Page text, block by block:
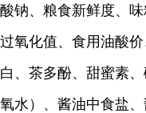
酸钠、粮食新鲜度、
过氧化值、食用油酸
白、茶多酚、甜蜜素
氧水）、酱油中食盐